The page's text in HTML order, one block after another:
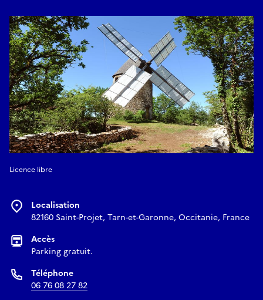
Licence libre
Localisation
82160 Saint-Projet, Tarn-et-Garonne, Occitanie, France
Accès
Parking gratuit.
Téléphone
06 76 08 27 82